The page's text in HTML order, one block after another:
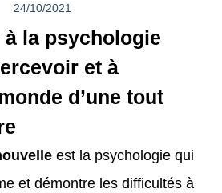
24/10/2021
à la psychologie
et à
d’une tout
est la psychologie qui
et démontre les difficultés à